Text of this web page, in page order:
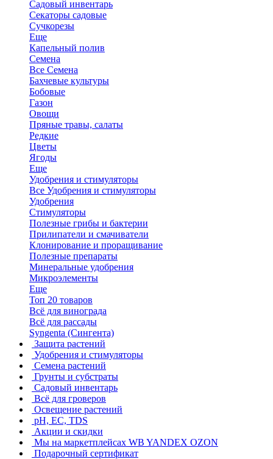
Садовый инвентарь
Секаторы садовые
Сучкорезы
Еще
Капельный полив
Семена
Все Семена
Бахчевые культуры
Бобовые
Газон
Овощи
Пряные травы, салаты
Редкие
Цветы
Ягоды
Еще
Удобрения и стимуляторы
Все Удобрения и стимуляторы
Удобрения
Стимуляторы
Полезные грибы и бактерии
Прилипатели и смачиватели
Клонирование и проращивание
Полезные препараты
Минеральные удобрения
Микроэлементы
Еще
Топ 20 товаров
Всё для винограда
Всё для рассады
Syngenta (Сингента)
Защита растений
Удобрения и стимуляторы
Семена растений
Грунты и субстраты
Садовый инвентарь
Всё для гроверов
Освещение растений
pH, EC, TDS
Акции и скидки
Мы на маркетплейсах WB YANDEX OZON
Подарочный сертификат